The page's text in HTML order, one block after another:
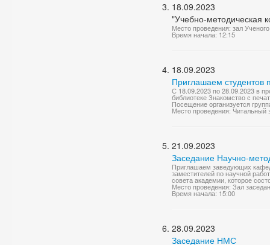
18.09.2023
"Учебно-методическая
Место проведения: зал
Время начала: 12:15
18.09.2023
Приглашаем
С 18.09.2023 по 28.09.2023 в
библиотеке Знакомство с
Посещение организуется
Место проведения: Читальный
21.09.2023
Заседание Научно-
Приглашаем заведующих
заместителей по научной
совета академии, которое
Место проведения: Зал
Время начала: 15:00
28.09.2023
Заседание НМС